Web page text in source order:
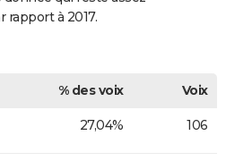
rapport à 2017.
% des voix
Voix
27,04% 106